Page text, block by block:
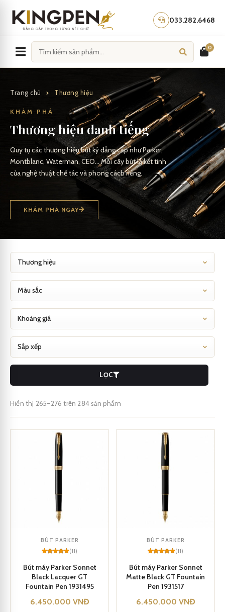
content
033.282.6468
0
Trang chủ Thương hiệu
KHÁM PHÁ
Thương hiệu danh tiếng
Quy tụ các thương hiệu bút ký đẳng cấp như Parker,
Montblanc, Waterman, CEO… Mỗi cây bút là kết tinh
của nghệ thuật chế tác và phong cách riêng.
KHÁM PHÁ NGAY
Hiển thị 265–276 trên 284 sản phẩm
LỌC
BÚT PARKER
out of 5
based on
customer
(11)
Bút máy Parker Sonnet
Black Lacquer GT
Fountain Pen 1931495
6.450.000 VNĐ
BÚT PARKER
out of 5
based on
customer
(11)
Bút máy Parker Sonnet
Matte Black GT Fountain
Pen 1931517
6.450.000 VNĐ